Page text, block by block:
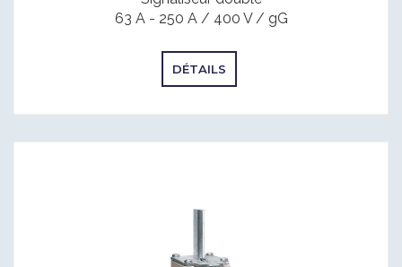
63 A - 250 A / 400 V / gG
DÉTAILS